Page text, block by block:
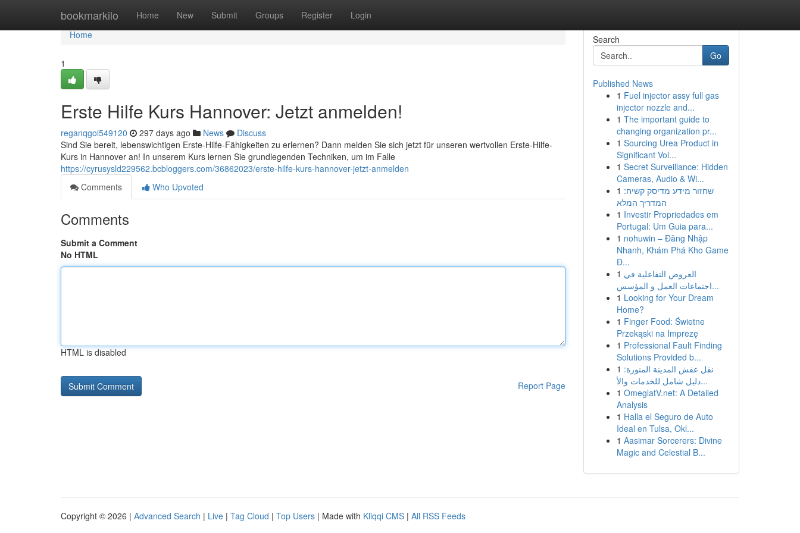
bookmarkilo Home New Submit Groups Register Login
Home
Home
1
Erste Hilfe Kurs Hannover: Jetzt anmelden!
reganqgol549120 297 days ago News
Discuss
Sind Sie bereit, lebenswichtigen Erste-Hilfe-Fähigkeiten zu erlernen? Dann melden Sie sich jetzt für unseren wertvollen Erste-Hilfe-
Kurs in Hannover an! In unserem Kurs lernen Sie grundlegenden Techniken, um im Falle
https://cyrusysld229562.bcbloggers.com/36862023/erste-hilfe-kurs-hannover-jetzt-anmelden
Comments
Who Upvoted
Comments
Submit a Comment
No HTML
HTML is disabled
Report Page
Search
Go
Published News
1 Fuel injector assy full gas
injector nozzle and...
1 The important guide to
changing organization pr...
1 Sourcing Urea Product in
Significant Vol...
1 Secret Surveillance: Hidden
Cameras, Audio & Wi...
1 שחזור מידע מדיסק קשיח:
המדריך המלא
1 Investir Propriedades em
Portugal: Um Guia para...
1 nohuwin – Đăng Nhập
Nhanh, Khám Phá Kho Game
Đ...
1 العروض التفاعلية في
اجتماعات العمل و المؤسس...
1 Looking for Your Dream
Home?
1 Finger Food: Świetne
Przekąski na Imprezę
1 Professional Fault Finding
Solutions Provided b...
1 نقل عفش المدينة المنورة:
دليل شامل للخدمات والأ...
1 OmeglatV.net: A Detailed
Analysis
1 Halla el Seguro de Auto
Ideal en Tulsa, Okl...
1 Aasimar Sorcerers: Divine
Magic and Celestial B...
Copyright © 2026 | Advanced Search | Live | Tag Cloud | Top Users | Made with Kliqqi CMS | All RSS Feeds